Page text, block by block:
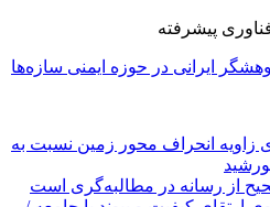
پیشرفته
ایرانی در حوزه ایمنی سازه‌ها
زاویه انحراف محور زمین نسبت به
از رسانه در مطالبه‌گری است